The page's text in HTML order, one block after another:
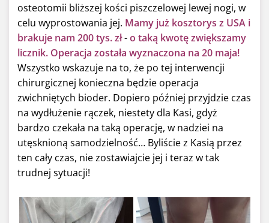
osteotomii bliższej kości piszczelowej lewej nogi, w
celu wyprostowania jej. Mamy już kosztorys z USA i
brakuje nam 200 tys. zł-o taką kwotę zwiększamy
licznik. Operacja została wyznaczona na 20 maja!
Wszystko wskazuje na to, że po tej interwencji
chirurgicznej konieczna będzie operacja
zwichniętych bioder. Dopiero później przyjdzie czas
na wydłużenie rączek, niestety dla Kasi, gdyż
bardzo czekała na taką operację, w nadziei na
utęsknioną samodzielność… Byliście z Kasią przez
ten cały czas, nie zostawiajcie jej i teraz w tak
trudnej sytuacji!